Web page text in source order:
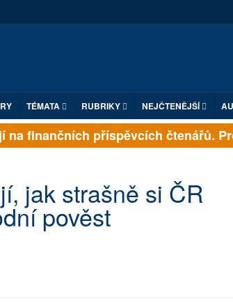
TÉMATA RUBRIKY NEJČTENĚJŠÍ
finančních příspěvcích čtenářů.
jak strašně si ČR
pověst